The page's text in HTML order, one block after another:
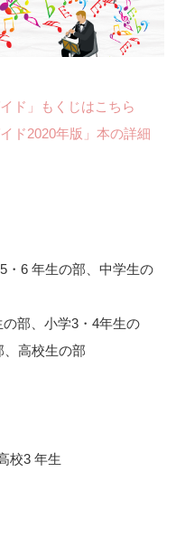
ド」もくじはこちら
ド2020年版」本の詳細
・6 年生の部、中学生の
部、小学3・4年生の
高校生の部
校3 年生